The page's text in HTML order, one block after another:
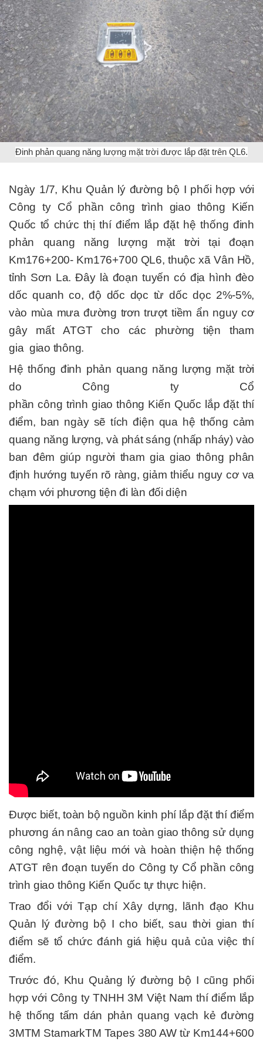
Đinh phản quang năng lượng mặt trời được lắp đặt trên QL6.
Ngày 1/7, Khu Quản lý đường bộ I phối hợp với
Công ty Cổ phần công trình giao thông Kiến
Quốc tổ chức thị thí điểm lắp đặt hệ thống đinh
phản quang năng lượng mặt trời tại đoạn
Km176+200- Km176+700 QL6, thuộc xã Vân Hồ,
tỉnh Sơn La. Đây là đoạn tuyến có địa hình đèo
dốcquanhco,độ dốc dọc từ dốc dọc 2%-5%,
vào mùa mưađường trơntrượt tiềm ẩn nguycơ
gây mấtATGT cho các phường tiện tham
gia giao thông.
Hệ thống đinh phản quang năng lượng mặt trời
do Công
ty Cổ
phầncông trình giao thông Kiến Quốc lắp đặt thí
điểm, ban ngày sẽ tích điện qua hệ thống cảm
quang năng lượng, và phát sáng (nhấp nháy) vào
ban đêm giúp người tham gia giao thông phân
định hướng tuyến rõ ràng, giảm thiểu nguy cơ va
chạm với phương tiện đi làn đối diện
Được biết, toàn bộ nguồn kinh phí lắp đặt thí điểm
phương án nâng cao an toàn giao thông sử dụng
công nghệ, vật liệu mới và hoàn thiện hệ thống
ATGT rên đoạn tuyến do Công ty Cổ phần công
trình giao thông Kiến Quốc tự thực hiện.
Trao đổi với Tạp chí Xây dựng, lãnh đạo Khu
Quản lý đường bộ I cho biết, sau thời gian thí
điểm sẽ tổ chức đánh giá hiệu quả của việc thí
điểm.
Trước đó, Khu Quảng lý đường bộ I cũng phối
hợp với Công ty TNHH 3M Việt Nam thí điểm lắp
hệ thống tấm dán phản quang vạch kẻ đường
3MTM StamarkTM Tapes 380 AW từ Km144+600